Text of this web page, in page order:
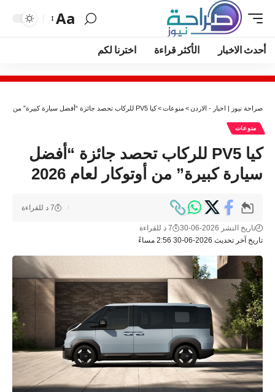
Aa
أحدث الاخبار الأكثر قراءة اخترنا لكم
صراحة نيوز | اخبار - الاردن> منوعات>كيا PV5 للركاب تحصد جائزة “أفضل سيارة كبيرة” من أوتوكار لعام 2026
منوعات
كيا PV5 للركاب تحصد جائزة “أفضل
سيارة كبيرة” من أوتوكار لعام 2026
تاريخ آخر تحديث 2026-06-30 2:56 مساءً
تاريخ النشر 2026-06-30 7 د للقراءة
7 د للقراءة